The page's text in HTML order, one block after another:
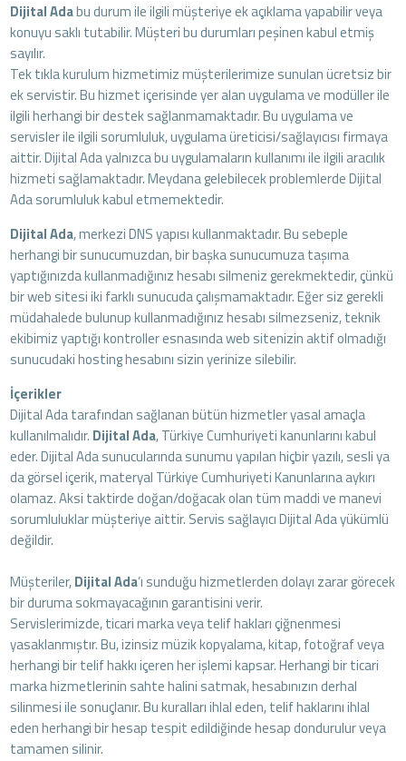
Dijital Adabu durum ile ilgili müşteriye ek açıklama yapabilir veya
konuyu saklı tutabilir. Müşteri bu durumları peşinen kabul etmiş
sayılır.
Tek tıkla kurulum hizmetimiz müşterilerimize sunulan ücretsiz bir
ek servistir. Bu hizmet içerisinde yer alan uygulama ve modüller ile
ilgili herhangi bir destek sağlanmamaktadır. Bu uygulama ve
servisler ile ilgili sorumluluk, uygulama üreticisi/sağlayıcısı firmaya
aittir. Dijital Ada yalnızca bu uygulamaların kullanımı ile ilgili aracılık
hizmeti sağlamaktadır. Meydana gelebilecek problemlerde Dijital
Ada sorumluluk kabul etmemektedir.
Dijital Ada, merkezi DNS yapısı kullanmaktadır. Bu sebeple
herhangi bir sunucumuzdan, bir başka sunucumuza taşıma
yaptığınızda kullanmadığınız hesabı silmeniz gerekmektedir, çünkü
bir web sitesi iki farklı sunucuda çalışmamaktadır. Eğer siz gerekli
müdahalede bulunup kullanmadığınız hesabı silmezseniz, teknik
ekibimiz yaptığı kontroller esnasında web sitenizin aktif olmadığı
sunucudaki hosting hesabını sizin yerinize silebilir.
İçerikler
Dijital Ada tarafından sağlanan bütün hizmetler yasal amaçla
kullanılmalıdır. Dijital Ada, Türkiye Cumhuriyeti kanunlarını kabul
eder. Dijital Ada sunucularında sunumu yapılan hiçbir yazılı, sesli ya
da görsel içerik, materyal Türkiye Cumhuriyeti Kanunlarına aykırı
olamaz. Aksi taktirde doğan/doğacak olan tüm maddi ve manevi
sorumluluklar müşteriye aittir. Servis sağlayıcı Dijital Ada yükümlü
değildir.
Müşteriler,Dijital Ada’ı sunduğu hizmetlerden dolayı zarar görecek
bir duruma sokmayacağının garantisini verir.
Servislerimizde, ticari marka veya telif hakları çiğnenmesi
yasaklanmıştır. Bu, izinsiz müzik kopyalama, kitap, fotoğraf veya
herhangi bir telif hakkı içeren her işlemi kapsar. Herhangi bir ticari
marka hizmetlerinin sahte halini satmak, hesabınızın derhal
silinmesi ile sonuçlanır. Bu kuralları ihlal eden, telif haklarını ihlal
eden herhangi bir hesap tespit edildiğinde hesap dondurulur veya
tamamen silinir.